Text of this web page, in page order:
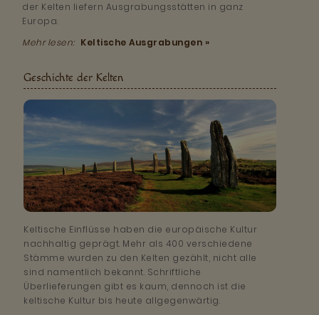
der Kelten liefern Ausgrabungsstätten in ganz
Europa.
Mehr lesen: Keltische Ausgrabungen »
Geschichte der Kelten
Keltische Einflüsse haben die europäische Kultur
nachhaltig geprägt. Mehr als 400 verschiedene
Stämme wurden zu den Kelten gezählt, nicht alle
sind namentlich bekannt. Schriftliche
Überlieferungen gibt es kaum, dennoch ist die
keltische Kultur bis heute allgegenwärtig.